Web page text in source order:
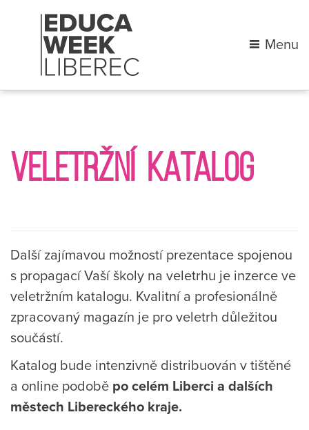
Menu
VELETRŽNÍ KATALOG
Další zajímavou možností prezentace spojenou
s propagací Vaší školy na veletrhu je inzerce ve
veletržním katalogu. Kvalitní a profesionálně
zpracovaný magazín je pro veletrh důležitou
součástí.
Katalog bude intenzivně distribuován v tištěné
a online podobě po celém Liberci a dalších
městech Libereckého kraje.